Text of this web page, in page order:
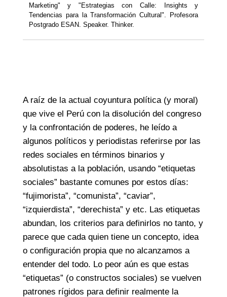
Marketing" y "Estrategias con Calle: Insights y
Tendencias para la Transformación Cultural". Profesora
Postgrado ESAN. Speaker. Thinker.
A raíz de la actual coyuntura política (y moral)
que vive el Perú con la disolución del congreso
y la confrontación de poderes, he leído a
algunos políticos y periodistas referirse por las
redes sociales en términos binarios y
absolutistas a la población, usando “etiquetas
sociales” bastante comunes por estos días:
“fujimorista”, “comunista”, “caviar”,
“izquierdista”, “derechista” y etc. Las etiquetas
abundan, los criterios para definirlos no tanto, y
parece que cada quien tiene un concepto, idea
o configuración propia que no alcanzamos a
entender del todo. Lo peor aún es que estas
“etiquetas” (o constructos sociales) se vuelven
patrones rígidos para definir realmente la